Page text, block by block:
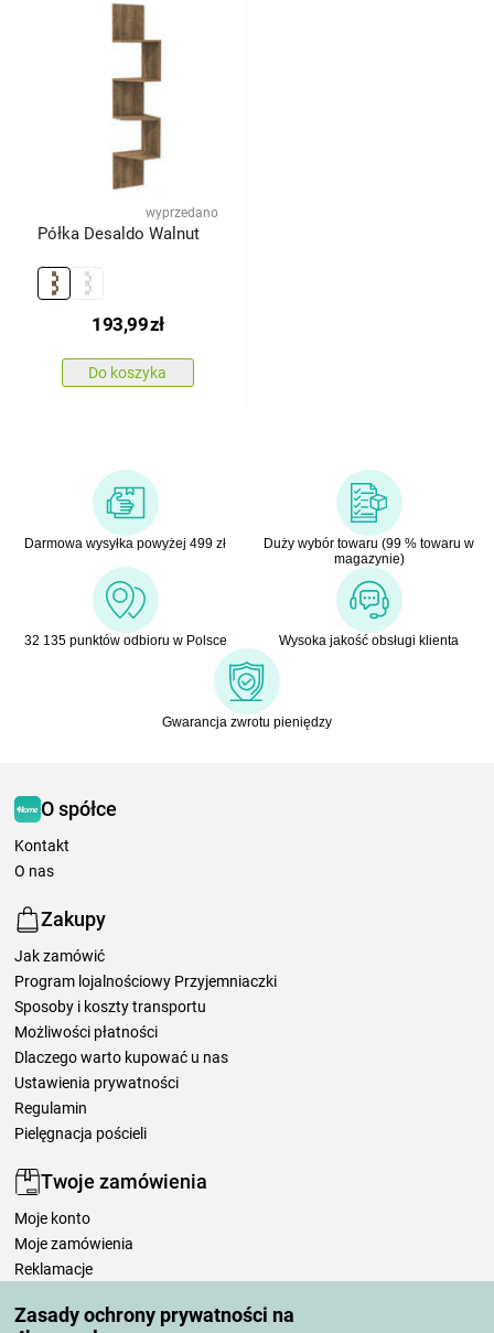
Zasady ochrony prywatności na
wyprzedano
Półka Desaldo Walnut
193,99zł
Do koszyka
Darmowa wysyłka powyżej 499 zł
Duży wybór towaru (99 % towaru w
magazynie)
32 135 punktów odbioru w Polsce Wysoka jakość obsługi klienta
Gwarancja zwrotu pieniędzy
O spółce
Kontakt
O nas
Zakupy
Jak zamówić
Program lojalnościowy Przyjemniaczki
Sposoby i koszty transportu
Możliwości płatności
Dlaczego warto kupować u nas
Ustawienia prywatności
Regulamin
Pielęgnacja pościeli
Twoje zamówienia
Moje konto
Moje zamówienia
Reklamacje
Zasady przetwarzania recenzji